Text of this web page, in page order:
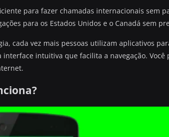
para fazer chamadas internacionais sem
para os Estados Unidos e o Canadá sem
cada vez mais pessoas utilizam aplicativos
intuitiva que facilita a navegação.